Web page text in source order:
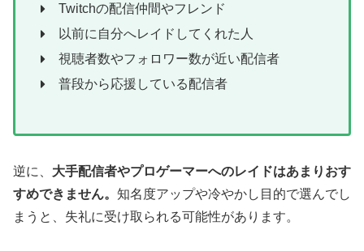
Twitchの配信仲間やフレンド
以前に自分へレイドしてくれた人
視聴者数やフォロワー数が近い配信者
普段から応援している配信者
逆に、 大手配信者やプロゲーマーへのレイドはあまりおす
すめできません。 知名度アップや冷やかし目的で選んでし
まうと、失礼に受け取られる可能性があります。